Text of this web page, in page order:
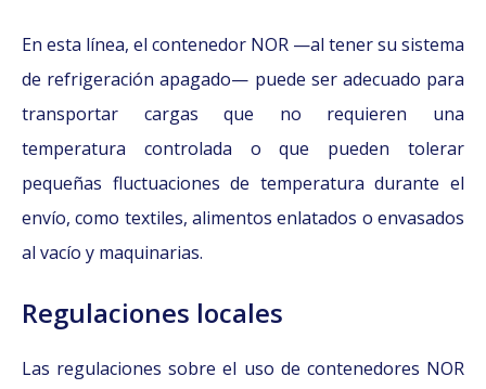
En esta línea, el contenedor NOR —al tener su sistema
de refrigeración apagado— puede ser adecuado para
transportar cargas que no requieren una
temperatura controlada o que pueden tolerar
pequeñas fluctuaciones de temperatura durante el
envío, como textiles, alimentos enlatados o envasados
al vacío y maquinarias.
Regulaciones locales
Las regulaciones sobre el uso de contenedores NOR